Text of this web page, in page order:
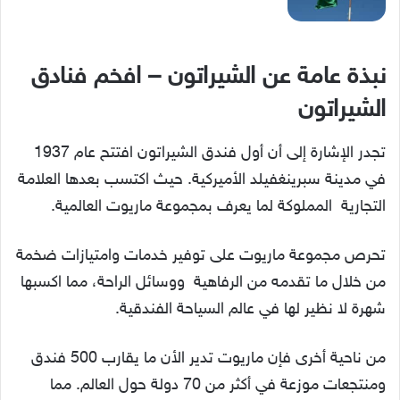
نبذة عامة عن الشيراتون – افخم فنادق
الشيراتون
تجدر الإشارة إلى أن أول فندق الشيراتون افتتح عام 1937
في مدينة سبرينغفيلد الأميركية. حيث اكتسب بعدها العلامة
التجارية المملوكة لما يعرف بمجموعة ماريوت العالمية.
تحرص مجموعة ماريوت على توفير خدمات وامتيازات ضخمة
من خلال ما تقدمه من الرفاهية ووسائل الراحة، مما اكسبها
شهرة لا نظير لها في عالم السياحة الفندقية.
من ناحية أخرى فإن ماريوت تدير الأن ما يقارب 500 فندق
ومنتجعات موزعة في أكثر من 70 دولة حول العالم. مما